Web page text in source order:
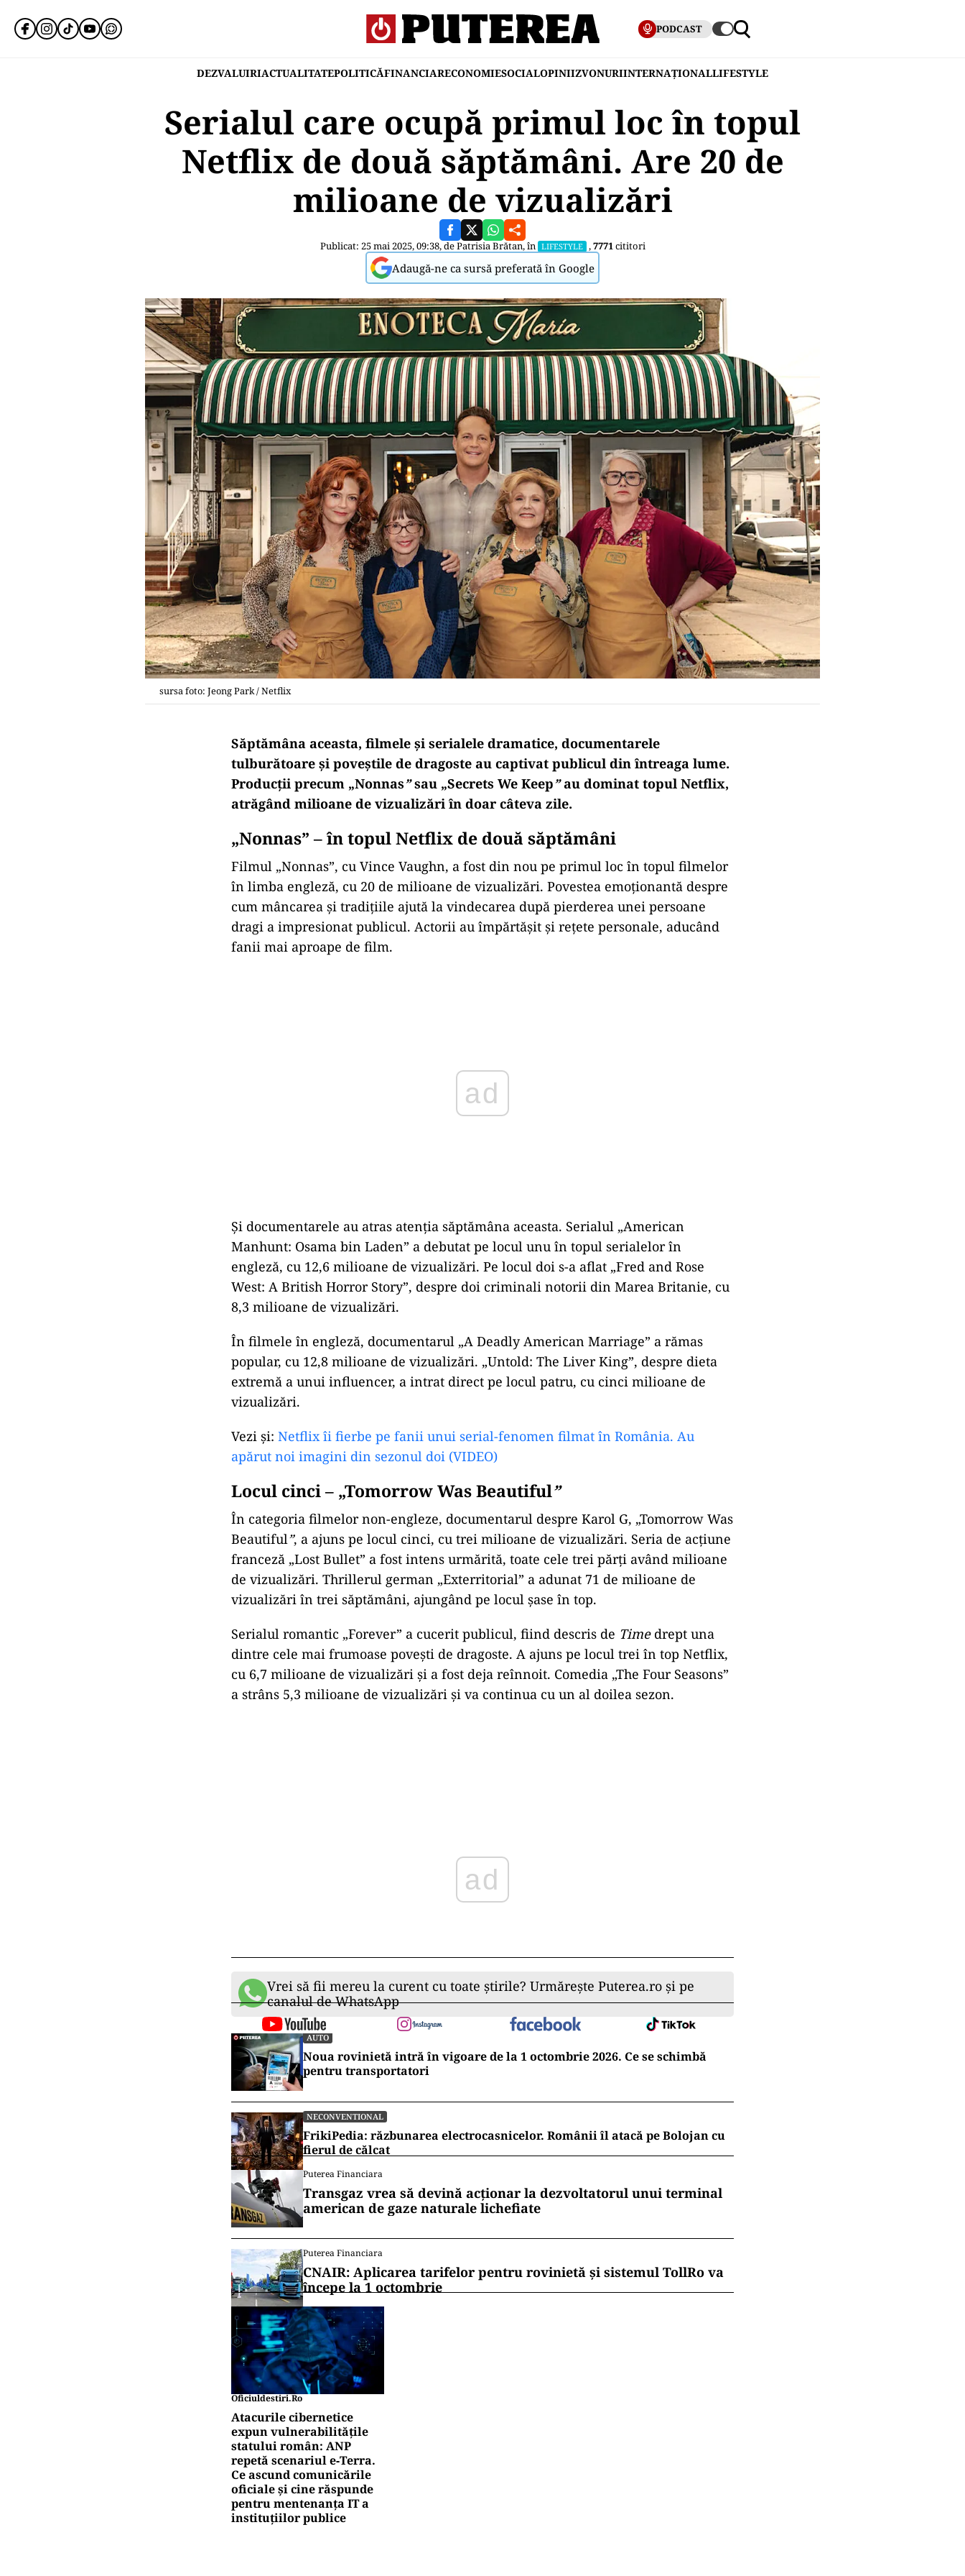
PODCAST
DEZVALUIRIACTUALITATEPOLITICĂFINANCIARECONOMIESOCIALOPINIIZVONURIINTERNAȚIONALLIFESTYLE
Serialul care ocupă primul loc în topul
Netflix de două săptămâni. Are 20 de
milioane de vizualizări
Publicat: 25 mai 2025, 09:38, dePatrisia Brătan, în LIFESTYLE ,7771cititori
Adaugă-ne ca sursă preferată în Google
sursa foto: Jeong Park / Netflix
Săptămâna aceasta, filmele și serialele dramatice, documentarele
tulburătoare și poveștile de dragoste au captivat publicul din întreaga lume.
Producții precum „Nonnas”sau „Secrets We Keep”au dominat topul Netflix,
atrăgând milioane de vizualizări în doar câteva zile.
„Nonnas” –întopulNetflix de două săptămâni
Filmul „Nonnas”, cu Vince Vaughn, a fost din nou pe primul loc în topul filmelor
în limba engleză, cu 20 de milioane de vizualizări. Povestea emoționantă despre
cum mâncarea și tradițiile ajută la vindecarea după pierderea unei persoane
dragi a impresionat publicul. Actorii au împărtășit și rețete personale, aducând
fanii mai aproape de film.
Și documentarele au atras atenția săptămâna aceasta. Serialul „American
Manhunt: Osama bin Laden” a debutat pe locul unu în topul serialelor în
engleză, cu 12,6 milioane de vizualizări. Pe locul doi s-a aflat „Fred and Rose
West: A British Horror Story”, despre doi criminali notorii din Marea Britanie, cu
8,3 milioane de vizualizări.
În filmele în engleză, documentarul „A Deadly American Marriage” a rămas
popular, cu 12,8 milioane de vizualizări. „Untold: The Liver King”, despre dieta
extremă a unui influencer, a intrat direct pe locul patru, cu cinci milioane de
vizualizări.
Vezi și: Netflix îi fierbe pe fanii unui serial-fenomen filmat în România. Au
apărut noi imagini din sezonul doi (VIDEO)
Locul cinci – „Tomorrow Was Beautiful”
În categoria filmelor non-engleze, documentarul despre Karol G, „Tomorrow Was
Beautiful”, a ajuns pe locul cinci, cu trei milioane de vizualizări. Seria de acțiune
franceză „Lost Bullet” a fost intens urmărită, toate cele trei părți având milioane
de vizualizări. Thrillerul german „Exterritorial” a adunat 71 de milioane de
vizualizări în trei săptămâni, ajungând pe locul șase în top.
Serialul romantic „Forever” a cucerit publicul, fiind descris de Timedrept una
dintre cele mai frumoase povești de dragoste. A ajuns pe locul trei în top Netflix,
cu 6,7 milioane de vizualizări și a fost deja reînnoit. Comedia „The Four Seasons”
a strâns 5,3 milioane de vizualizări și va continua cu un al doilea sezon.
ad
Vrei să fii mereu la curent cu toate știrile? Urmărește Puterea.ro și pe
canalul de WhatsApp
AUTO
Noua rovinietă intră în vigoare de la 1 octombrie 2026. Ce se schimbă
pentru transportatori
NECONVENTIONAL
FrikiPedia: răzbunarea electrocasnicelor. Românii îl atacă pe Bolojan cu
fierul de călcat
Puterea Financiara
Transgaz vrea să devină acționar la dezvoltatorul unui terminal
american de gaze naturale lichefiate
Puterea Financiara
CNAIR: Aplicarea tarifelor pentru rovinietă și sistemul TollRo va
începe la 1 octombrie
Oficiuldestiri.ro
Atacurile cibernetice
expun vulnerabilitățile
statului român: ANP
repetă scenariul e‑Terra.
Ce ascund comunicările
oficiale și cine răspunde
pentru mentenanța IT a
instituțiilor publice